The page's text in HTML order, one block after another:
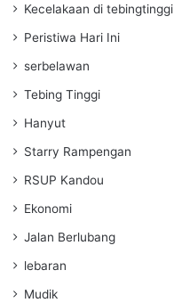
Kecelakaan di tebingtinggi
Peristiwa Hari Ini
serbelawan
Tebing Tinggi
Hanyut
Starry Rampengan
RSUP Kandou
Ekonomi
Jalan Berlubang
lebaran
Mudik